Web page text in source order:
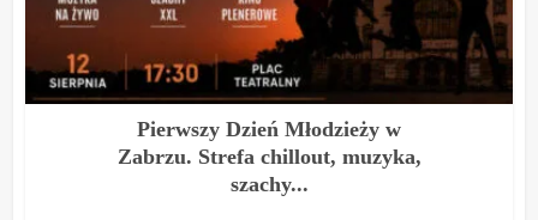
Pierwszy Dzień Młodzieży w
Zabrzu. Strefa chillout, muzyka,
szachy...